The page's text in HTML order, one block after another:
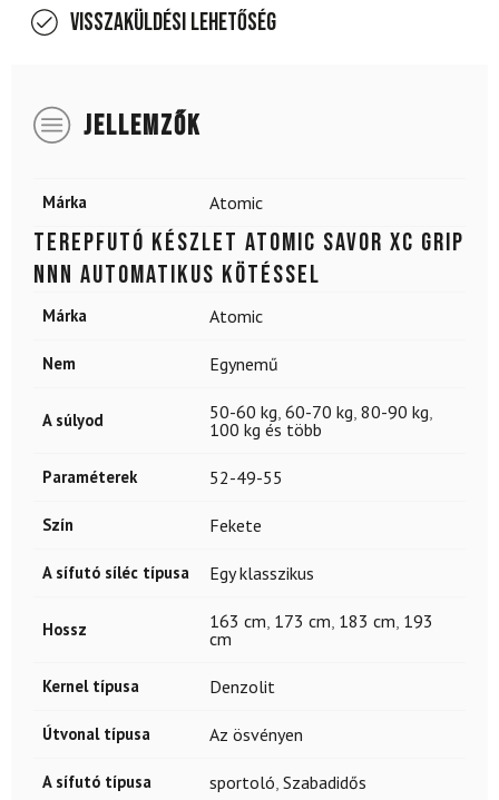
Visszaküldési lehetőség
JELLEMZŐK
Márka Atomic
Terepfutó készlet ATOMIC Savor XC Grip
NNN Automatikus kötéssel
Márka Atomic
Nem Egynemű
A súlyod 50-60 kg 60-70 kg 80-90 kg
100 kg és több
Paraméterek 52-49-55
Szín Fekete
A sífutó síléc típusa Egy klasszikus
Hossz 163 cm 173 cm 183 cm 193
cm
Kernel típusa Denzolit
Útvonal típusa Az ösvényen
A sífutó típusa sportoló Szabadidős